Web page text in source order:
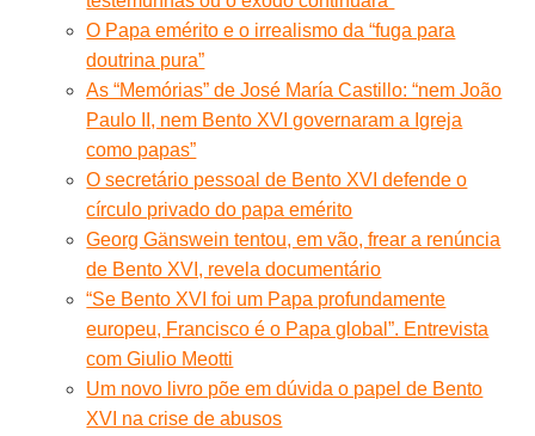
O Papa emérito e o irrealismo da “fuga para
doutrina pura”
As “Memórias” de José María Castillo: “nem João
Paulo II, nem Bento XVI governaram a Igreja
como papas”
O secretário pessoal de Bento XVI defende o
círculo privado do papa emérito
Georg Gänswein tentou, em vão, frear a renúncia
de Bento XVI, revela documentário
“Se Bento XVI foi um Papa profundamente
europeu, Francisco é o Papa global”. Entrevista
com Giulio Meotti
Um novo livro põe em dúvida o papel de Bento
XVI na crise de abusos